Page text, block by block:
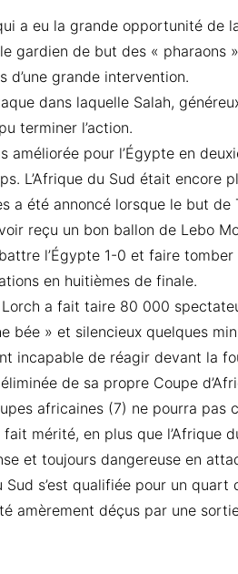
qui a eu la grande opportunité
gardien de but des « pharaons
d’une grande intervention.
dans laquelle Salah,
terminer l’action.
améliorée pour l’Égypte en
L’Afrique du Sud était encore
a été annoncé lorsque le but de
reçu un bon ballon de Lebo
l’Égypte 1-0 et faire
en huitièmes de finale.
Lorch a fait taire 80 000
bée » et silencieux quelques
incapable de réagir devant la
de sa propre Coupe
africaines (7) ne pourra pas
fait mérité, en plus que l’Afrique
et toujours dangereuse en
Sud s’est qualifiée pour un
amèrement déçus par une